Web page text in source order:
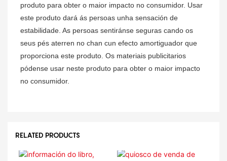
produto para obter o maior impacto no consumidor. Usar
este produto dará ás persoas unha sensación de
estabilidade. As persoas sentiránse seguras cando os
seus pés aterren no chan cun efecto amortiguador que
proporciona este produto. Os materiais publicitarios
pódense usar neste produto para obter o maior impacto
no consumidor.
RELATED PRODUCTS